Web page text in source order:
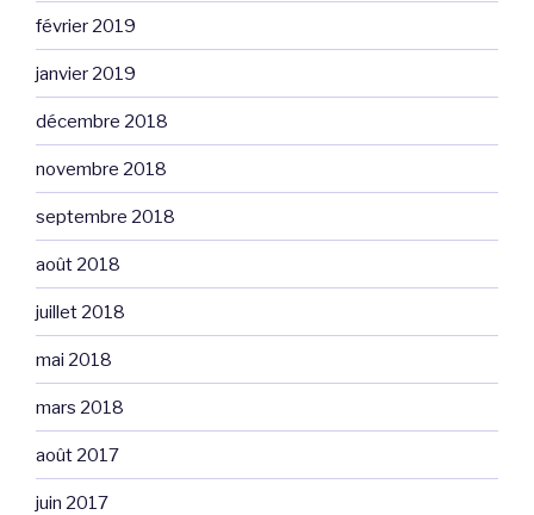
février 2019
janvier 2019
décembre 2018
novembre 2018
septembre 2018
août 2018
juillet 2018
mai 2018
mars 2018
août 2017
juin 2017